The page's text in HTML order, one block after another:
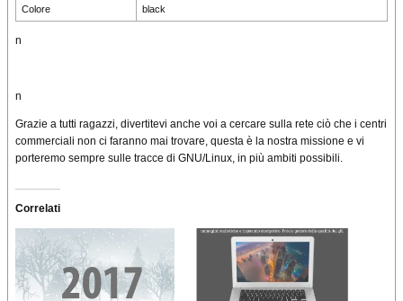
Colore black
n
n
Grazie a tutti ragazzi, divertitevi anche voi a cercare sulla rete ciò che i centri
commerciali non ci faranno mai trovare, questa è la nostra missione e vi
porteremo sempre sulle tracce di GNU/Linux, in più ambiti possibili.
Correlati